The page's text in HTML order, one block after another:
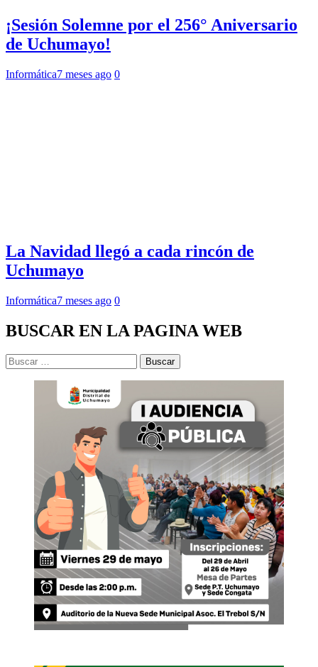
¡Sesión Solemne por el 256° Aniversario
de Uchumayo!
Informática7 meses ago 0
La Navidad llegó a cada rincón de
Uchumayo
Informática7 meses ago 0
BUSCAR EN LA PAGINA WEB
Buscar: